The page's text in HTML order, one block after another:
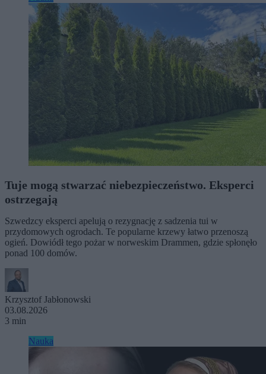
Tuje mogą stwarzać niebezpieczeństwo. Eksperci
ostrzegają
Szwedzcy eksperci apelują o rezygnację z sadzenia tui w
przydomowych ogrodach. Te popularne krzewy łatwo przenoszą
ogień. Dowiódł tego pożar w norweskim Drammen, gdzie spłonęło
ponad 100 domów.
Krzysztof Jabłonowski
03.08.2026
3 min
Nauka